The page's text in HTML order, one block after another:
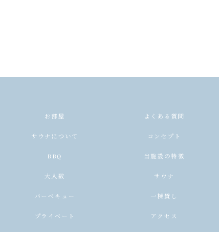
お部屋 よくある質問
サウナについて コンセプト
BBQ 当施設の特徴
大人数 サウナ
バーベキュー 一棟貸し
プライベート アクセス